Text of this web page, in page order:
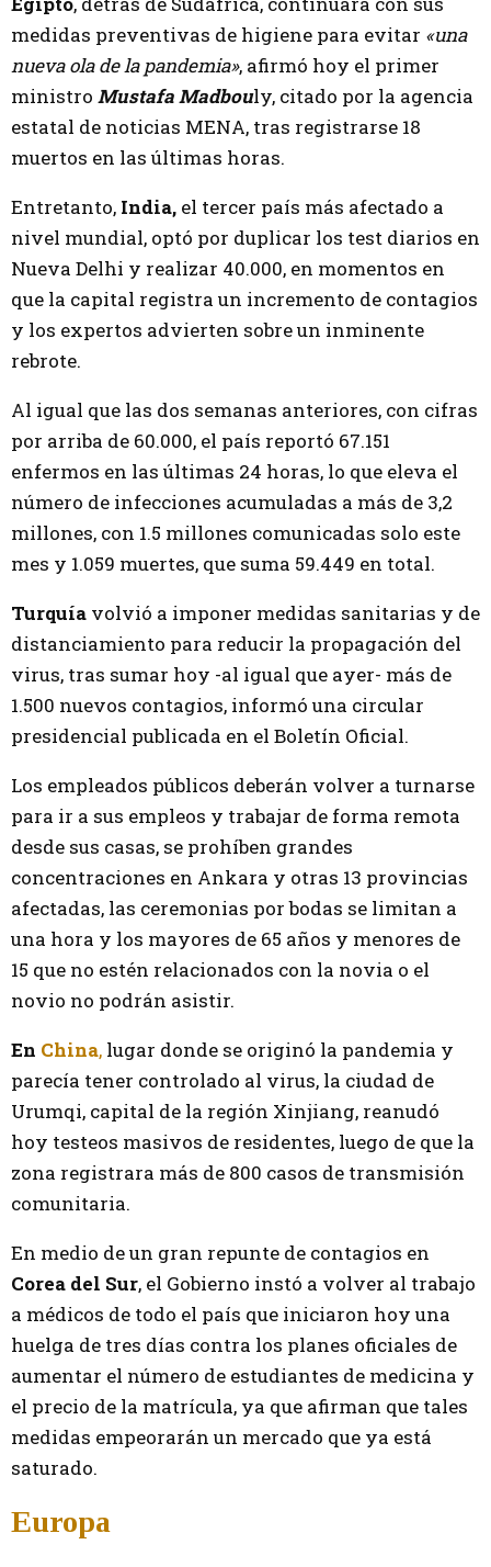
medidas preventivas de higiene para evitar «una
nueva ola de la pandemia», afirmó hoy el primer
ministro Mustafa Madbouly, citado por la agencia
estatal de noticias MENA, tras registrarse 18
muertos en las últimas horas.
Entretanto, India, el tercer país más afectado a
nivel mundial, optó por duplicar los test diarios en
Nueva Delhi y realizar 40.000, en momentos en
que la capital registra un incremento de contagios
y los expertos advierten sobre un inminente
rebrote.
Al igual que las dos semanas anteriores, con cifras
por arriba de 60.000, el país reportó 67.151
enfermos en las últimas 24 horas, lo que eleva el
número de infecciones acumuladas a más de 3,2
millones, con 1.5 millones comunicadas solo este
mes y 1.059 muertes, que suma 59.449 en total.
Turquía volvió a imponer medidas sanitarias y de
distanciamiento para reducir la propagación del
virus, tras sumar hoy -al igual que ayer- más de
1.500 nuevos contagios, informó una circular
presidencial publicada en el Boletín Oficial.
Los empleados públicos deberán volver a turnarse
para ir a sus empleos y trabajar de forma remota
desde sus casas, se prohíben grandes
concentraciones en Ankara y otras 13 provincias
afectadas, las ceremonias por bodas se limitan a
una hora y los mayores de 65 años y menores de
15 que no estén relacionados con la novia o el
novio no podrán asistir.
En China, lugar donde se originó la pandemia y
parecía tener controlado al virus, la ciudad de
Urumqi, capital de la región Xinjiang, reanudó
hoy testeos masivos de residentes, luego de que la
zona registrara más de 800 casos de transmisión
comunitaria.
En medio de un gran repunte de contagios en
Corea del Sur, el Gobierno instó a volver al trabajo
a médicos de todo el país que iniciaron hoy una
huelga de tres días contra los planes oficiales de
aumentar el número de estudiantes de medicina y
el precio de la matrícula, ya que afirman que tales
medidas empeorarán un mercado que ya está
saturado.
Europa